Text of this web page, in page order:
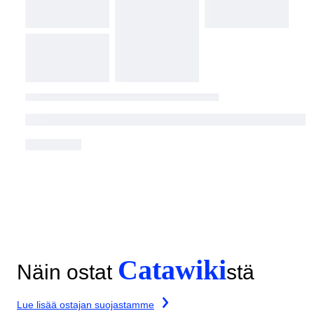
Näin ostat Catawikistä
Lue lisää ostajan suojastamme